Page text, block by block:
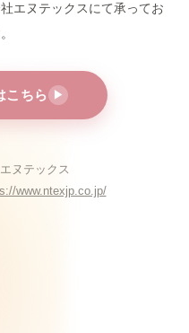
エヌテックスにて承ってお
こちら ▶
ヌテックス
www.ntexjp.co.jp/